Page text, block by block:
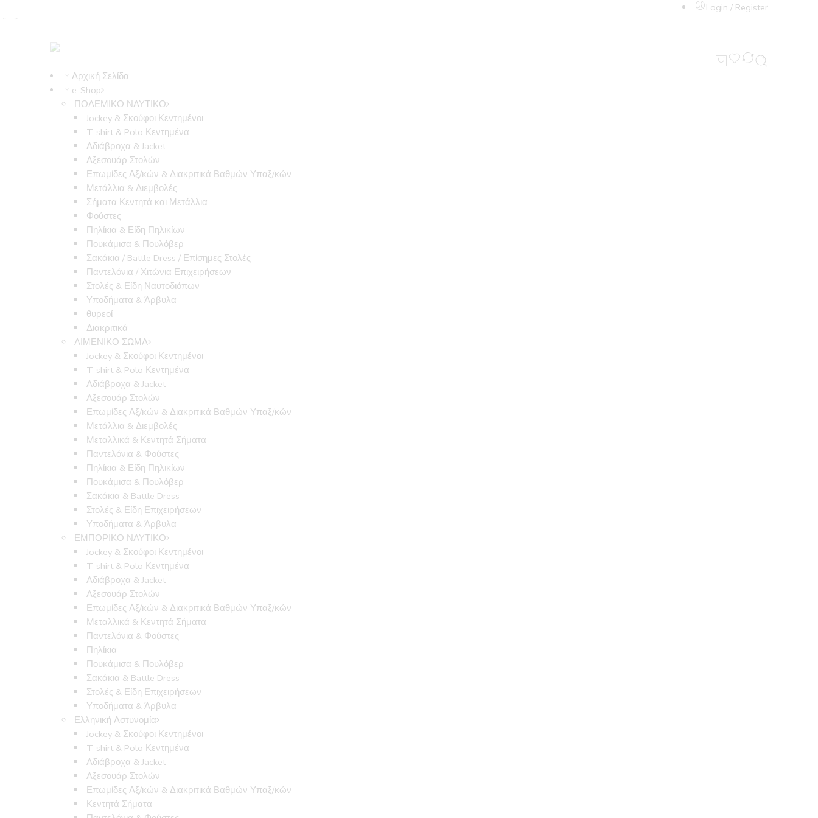
Login / Register
Αρχική Σελίδα
e-Shop
ΠΟΛΕΜΙΚΟ ΝΑΥΤΙΚΟ
Jockey & Σκούφοι Κεντημένοι
T-shirt & Polo Κεντημένα
Αδιάβροχα & Jacket
Αξεσουάρ Στολών
Επωμίδες Αξ/κών & Διακριτικά Βαθμών Υπαξ/κών
Μετάλλια & Διεμβολές
Σήματα Κεντητά και Μετάλλια
Φούστες
Πηλίκια & Είδη Πηλικίων
Πουκάμισα & Πουλόβερ
Σακάκια / Battle Dress / Επίσημες Στολές
Παντελόνια / Χιτώνια Επιχειρήσεων
Στολές & Είδη Ναυτοδιόπων
Υποδήματα & Άρβυλα
θυρεοί
Διακριτικά
ΛΙΜΕΝΙΚΟ ΣΩΜΑ
Jockey & Σκούφοι Κεντημένοι
T-shirt & Polo Κεντημένα
Αδιάβροχα & Jacket
Αξεσουάρ Στολών
Επωμίδες Αξ/κών & Διακριτικά Βαθμών Υπαξ/κών
Μετάλλια & Διεμβολές
Μεταλλικά & Κεντητά Σήματα
Παντελόνια & Φούστες
Πηλίκια & Είδη Πηλικίων
Πουκάμισα & Πουλόβερ
Σακάκια & Battle Dress
Στολές & Είδη Επιχειρήσεων
Υποδήματα & Άρβυλα
ΕΜΠΟΡΙΚΟ ΝΑΥΤΙΚΟ
Jockey & Σκούφοι Κεντημένοι
T-shirt & Polo Κεντημένα
Αδιάβροχα & Jacket
Αξεσουάρ Στολών
Επωμίδες Αξ/κών & Διακριτικά Βαθμών Υπαξ/κών
Μεταλλικά & Κεντητά Σήματα
Παντελόνια & Φούστες
Πηλίκια
Πουκάμισα & Πουλόβερ
Σακάκια & Battle Dress
Στολές & Είδη Επιχειρήσεων
Υποδήματα & Άρβυλα
Ελληνική Αστυνομία
Jockey & Σκούφοι Κεντημένοι
T-shirt & Polo Κεντημένα
Αδιάβροχα & Jacket
Αξεσουάρ Στολών
Επωμίδες Αξ/κών & Διακριτικά Βαθμών Υπαξ/κών
Κεντητά Σήματα